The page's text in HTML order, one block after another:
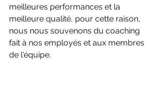
meilleures performances et la
meilleure qualité, pour cette raison,
nous nous souvenons du coaching
fait à nos employés et aux membres
de l'équipe.